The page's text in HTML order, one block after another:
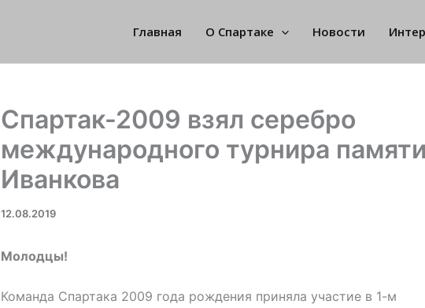
Главная О Спартаке Новости
Спартак-2009 взял серебро
международного турнира памяти
Иванкова
12.08.2019
Молодцы!
Команда Спартака 2009 года рождения приняла участие в 1-м